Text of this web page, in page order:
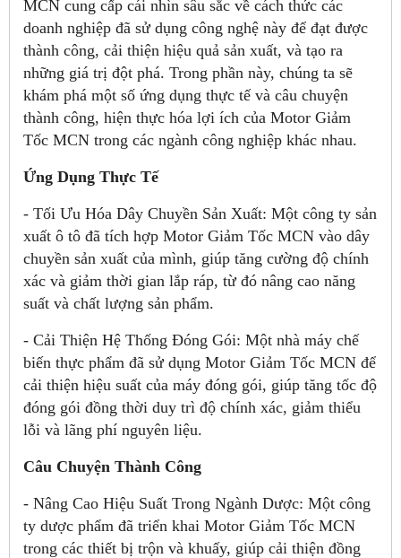
MCN cung cấp cái nhìn sâu sắc về cách thức các
doanh nghiệp đã sử dụng công nghệ này để đạt được
thành công, cải thiện hiệu quả sản xuất, và tạo ra
những giá trị đột phá. Trong phần này, chúng ta sẽ
khám phá một số ứng dụng thực tế và câu chuyện
thành công, hiện thực hóa lợi ích của Motor Giảm
Tốc MCN trong các ngành công nghiệp khác nhau.
Ứng Dụng Thực Tế
- Tối Ưu Hóa Dây Chuyền Sản Xuất: Một công ty sản
xuất ô tô đã tích hợp Motor Giảm Tốc MCN vào dây
chuyền sản xuất của mình, giúp tăng cường độ chính
xác và giảm thời gian lắp ráp, từ đó nâng cao năng
suất và chất lượng sản phẩm.
- Cải Thiện Hệ Thống Đóng Gói: Một nhà máy chế
biến thực phẩm đã sử dụng Motor Giảm Tốc MCN để
cải thiện hiệu suất của máy đóng gói, giúp tăng tốc độ
đóng gói đồng thời duy trì độ chính xác, giảm thiểu
lỗi và lãng phí nguyên liệu.
Câu Chuyện Thành Công
- Nâng Cao Hiệu Suất Trong Ngành Dược: Một công
ty dược phẩm đã triển khai Motor Giảm Tốc MCN
trong các thiết bị trộn và khuấy, giúp cải thiện đồng